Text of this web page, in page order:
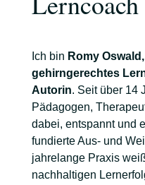
Ich bin Romy
gehirngerechtes
Autorin. Seit über 14
Pädagogen,
dabei, entspannt und
fundierte Aus- und
jahrelange Praxis
nachhaltigen